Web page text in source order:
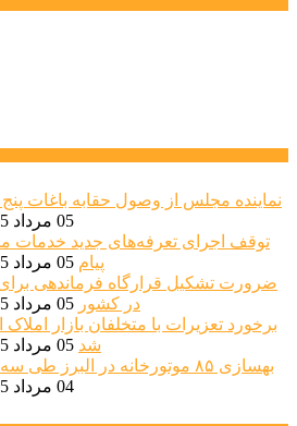
نماینده مجلس از وصول حقابه باغات
05 مرداد 1405 - 27 ژوئیه 2026
توقف اجرای تعرفه‌های جدید خدمات
پیام 05 مرداد 1405 - 27 ژوئیه 2026
ضرورت تشکیل قرارگاه فرماندهی
در کشور 05 مرداد 1405 - 27 ژوئیه 2026
شد 05 مرداد 1405 - 27 ژوئیه 2026
بهسازی ۸۵ موتورخانه در البرز طی سه‌ماهه نخست امسال
04 مرداد 1405 - 26 ژوئیه 2026